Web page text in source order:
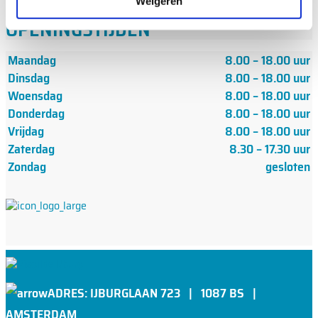
OPENINGSTIJDEN
Maandag
8.00 – 18.00 uur
Dinsdag
8.00 – 18.00 uur
Woensdag
8.00 – 18.00 uur
Donderdag
8.00 – 18.00 uur
Vrijdag
8.00 – 18.00 uur
Zaterdag
8.30 – 17.30 uur
Zondag
gesloten
ADRES: IJBURGLAAN 723 | 1087 BS |